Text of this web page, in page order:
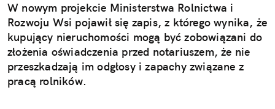
W nowym projekcie Ministerstwa Rolnictwa i
Rozwoju Wsi pojawił się zapis, z którego wynika, że
kupujący nieruchomości mogą być zobowiązani do
złożenia oświadczenia przed notariuszem, że nie
przeszkadzają im odgłosy i zapachy związane z
pracą rolników.